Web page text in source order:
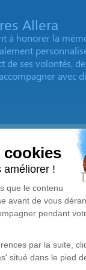
Allera
à honorer la
de ses volontés,
avec
prévoyance
Devis marbrerie